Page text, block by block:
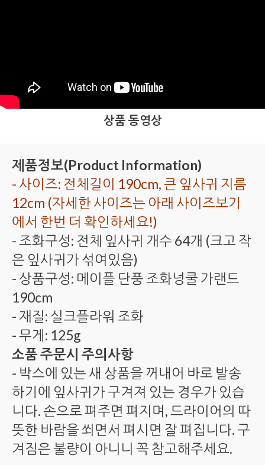
상품 동영상
제품정보(Product Information)
- 사이즈: 전체길이 190cm, 큰 잎사귀 지름
12cm (자세한 사이즈는 아래 사이즈보기
에서 한번 더 확인하세요!)
- 조화구성: 전체 잎사귀 개수 64개 (크고 작
은 잎사귀가 섞여있음)
- 상품구성: 메이플 단풍 조화넝쿨 가랜드
190cm
- 재질: 실크플라워 조화
- 무게: 125g
소품 주문시 주의사항
- 박스에 있는 새 상품을 꺼내어 바로 발송
하기에 잎사귀가 구겨져 있는 경우가 있습
니다. 손으로 펴주면 펴지며, 드라이어의 따
뜻한 바람을 쐬면서 펴시면 잘 펴집니다. 구
겨짐은 불량이 아니니 꼭 참고해주세요.